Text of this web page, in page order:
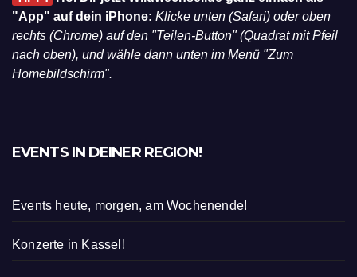
"App" auf dein iPhone: Klicke unten (Safari) oder oben
rechts (Chrome) auf den "Teilen-Button" (Quadrat mit Pfeil
nach oben), und wähle dann unten im Menü "Zum
Homebildschirm".
EVENTS IN DEINER REGION!
Events heute, morgen, am Wochenende!
Konzerte in Kassel!